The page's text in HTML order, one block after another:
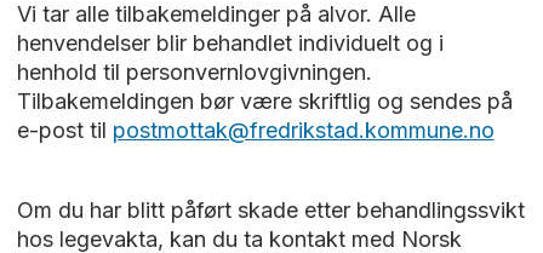
Vi tar alle tilbakemeldinger på alvor. Alle
henvendelser blir behandlet individuelt og i
henhold til personvernlovgivningen.
Tilbakemeldingen bør være skriftlig og sendes på
e-post til postmottak@fredrikstad.kommune.no
Om du har blitt påført skade etter behandlingssvikt
hos legevakta, kan du ta kontakt med Norsk